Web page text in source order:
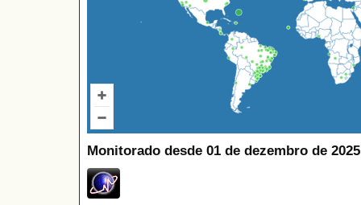
Monitorado desde 01 de dezembro de